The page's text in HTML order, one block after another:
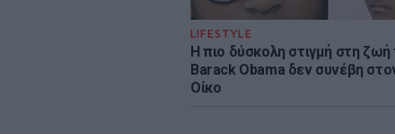
LIFESTYLE
Η πιο δύσκολη στιγμή στη ζωή
Barack Obama δεν συνέβη
Οίκο